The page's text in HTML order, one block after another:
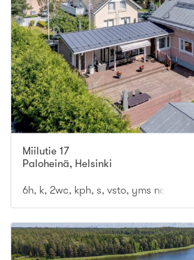
Miilutie 17
Paloheinä, Helsinki
6h, k, 2wc, kph, s, vsto, yms noin